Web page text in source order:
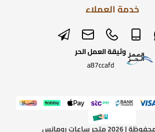
خدمة العملاء
وثيقة العمل الحر
a87ccafd
| 2026 متجر ساعات رومانس